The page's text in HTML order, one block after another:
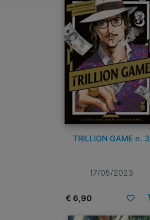
TRILLION GAME n. 3
17/05/2023
€ 6,90